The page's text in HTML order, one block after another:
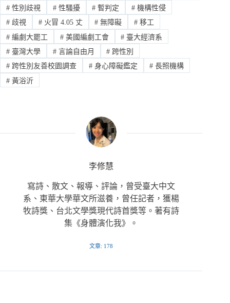
#性別歧視 #性騷擾 # 暫判定 # 機構性侵
#歧視 #火冒 4.05 丈 # 無障礙 # 移工
#編劇大罷工 #美國編劇工會 # 臺大經濟系
#臺灣大學 #言論自由月 # 跨性別
#跨性別友善校園調查 #身心障礙鑑定 # 長照機構
#黃浴沂
李修慧
寫詩、散文、報導、評論，曾受臺大中文
系、東華大學華文所滋養，曾任記者，獲楊
牧詩獎、台北文學獎現代詩首獎等。著有詩
集《身體演化我》。
文章: 178